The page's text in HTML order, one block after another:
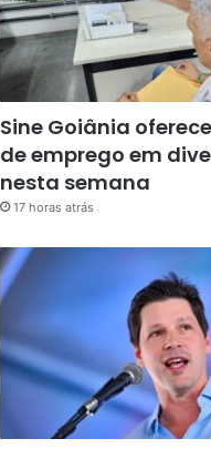
Sine Goiânia
de emprego em
nesta semana
17 horas atrás